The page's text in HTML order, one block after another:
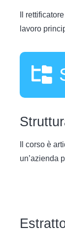
Il
lavoro
Il corso è
un’azienda